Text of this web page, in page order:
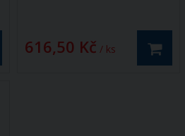
616,50 Kč / ks